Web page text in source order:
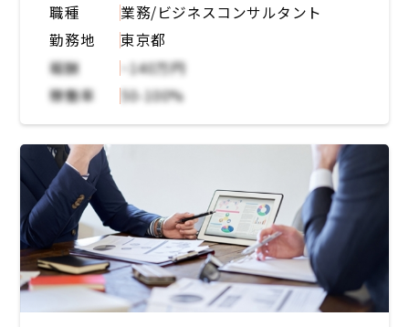
・本プロジェクトにおいて要件定義からリリー
スまでエンジニアとして構築する作業を行う
職種
業務/ビジネスコンサルタント
勤務地
東京都
報酬
~140万円
稼働率
50-100%